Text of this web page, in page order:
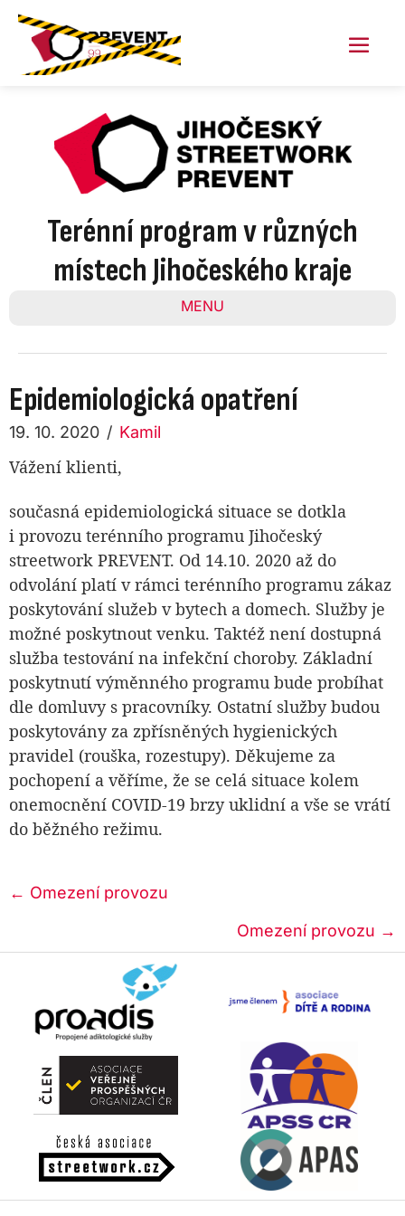
Skip
content
Terénní program v různých
místech Jihočeského kraje
MENU
Epidemiologická opatření
19. 10. 2020 / Kamil
Vážení klienti,
současná epidemiologická situace se dotkla
i provozu terénního programu Jihočeský
streetwork PREVENT. Od 14.10. 2020 až do
odvolání platí v rámci terénního programu zákaz
poskytování služeb v bytech a domech. Služby je
možné poskytnout venku. Taktéž není dostupná
služba testování na infekční choroby. Základní
poskytnutí výměnného programu bude probíhat
dle domluvy s pracovníky. Ostatní služby budou
poskytovány za zpřísněných hygienických
pravidel (rouška, rozestupy). Děkujeme za
pochopení a věříme, že se celá situace kolem
onemocnění COVID-19 brzy uklidní a vše se vrátí
do běžného režimu.
Posts
← Omezení provozu
Omezení provozu →